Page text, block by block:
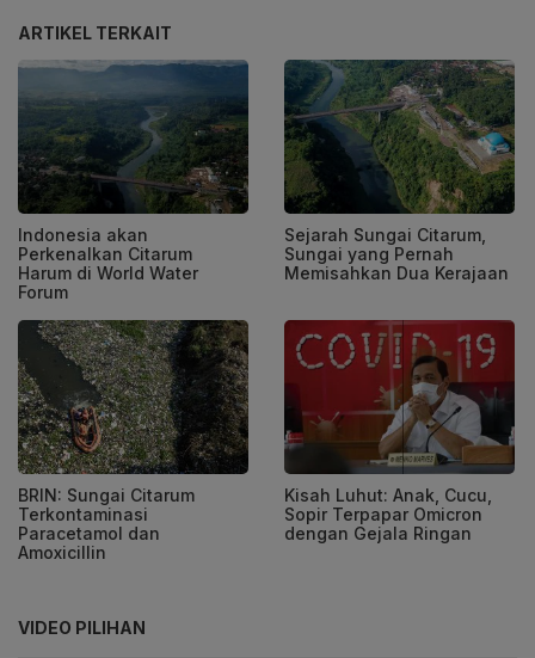
ARTIKEL TERKAIT
Indonesia akan
Perkenalkan Citarum
Harum di World Water
Forum
Sejarah Sungai Citarum,
Sungai yang Pernah
Memisahkan Dua Kerajaan
BRIN: Sungai Citarum
Terkontaminasi
Paracetamol dan
Amoxicillin
Kisah Luhut: Anak, Cucu,
Sopir Terpapar Omicron
dengan Gejala Ringan
VIDEO PILIHAN